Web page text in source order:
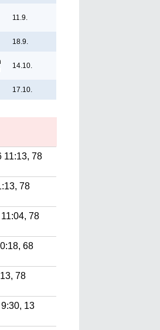
11.9.
18.9.
14.10.
17.10.
11:13, 78
78
78
68
78
13